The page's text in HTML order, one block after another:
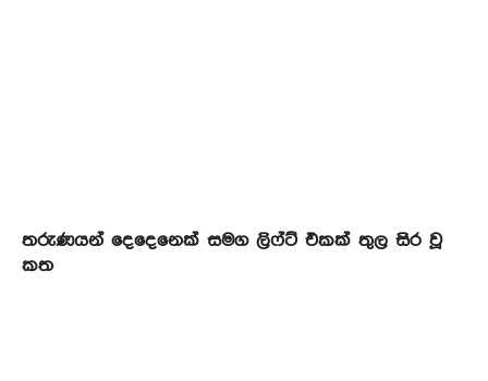
තරුණයන් දෙදෙනෙක් සමග ලිෆ්ට් එකක් තුල සිර වූ
කත